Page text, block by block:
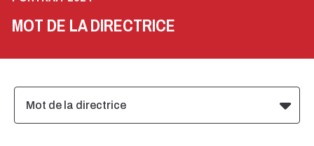
Thématiques
Actualités
MOT DE LA DIRECTRICE
Mot de la directrice